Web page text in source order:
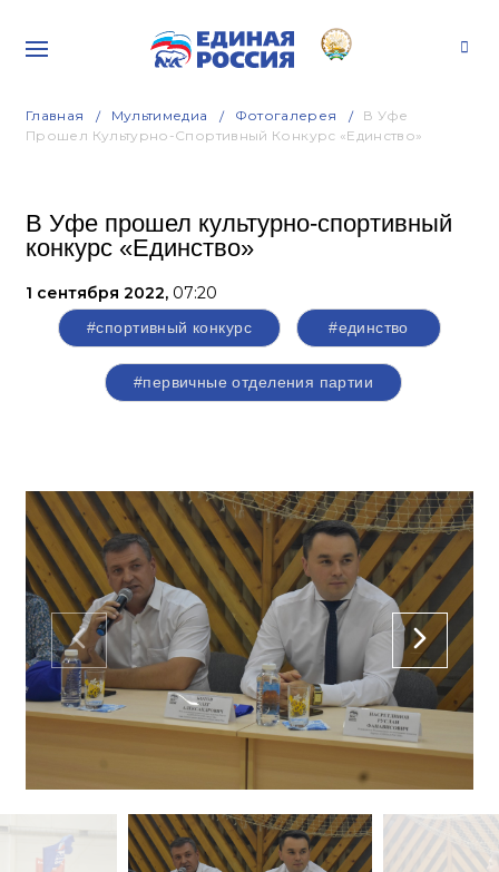
Главная Мультимедиа Фотогалерея
В Уфе
Прошел Культурно-Спортивный Конкурс «Единство»
В Уфе прошел культурно-спортивный
конкурс «Единство»
1 сентября 2022, 07:20
#спортивный конкурс #единство
#первичные отделения партии